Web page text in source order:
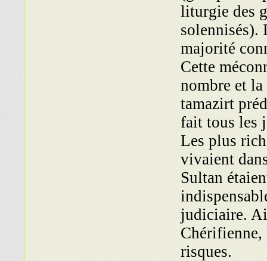
liturgie des
solennisés).
majorité
Cette
nombre et la
tamazirt
fait tous les
Les plus
vivaient
Sultan
judiciaire.
risques.